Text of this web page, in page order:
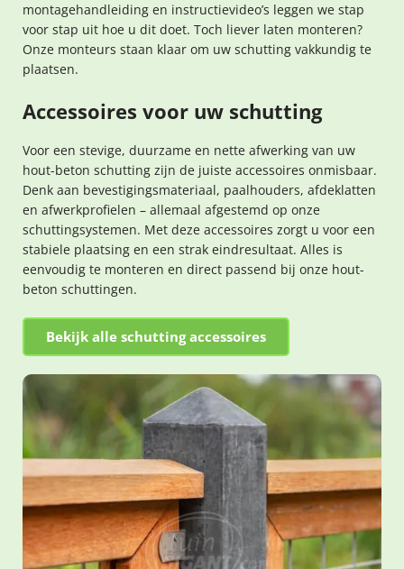
montagehandleiding en instructievideo’s leggen we stap
voor stap uit hoe u dit doet. Toch liever laten monteren?
Onze monteurs staan klaar om uw schutting vakkundig te
plaatsen.
Accessoires voor uw schutting
Voor een stevige, duurzame en nette afwerking van uw
hout-beton schutting zijn de juiste accessoires onmisbaar.
Denk aan bevestigingsmateriaal, paalhouders, afdeklatten
en afwerkprofielen – allemaal afgestemd op onze
schuttingsystemen. Met deze accessoires zorgt u voor een
stabiele plaatsing en een strak eindresultaat. Alles is
eenvoudig te monteren en direct passend bij onze hout-
beton schuttingen.
Bekijk alle schutting accessoires